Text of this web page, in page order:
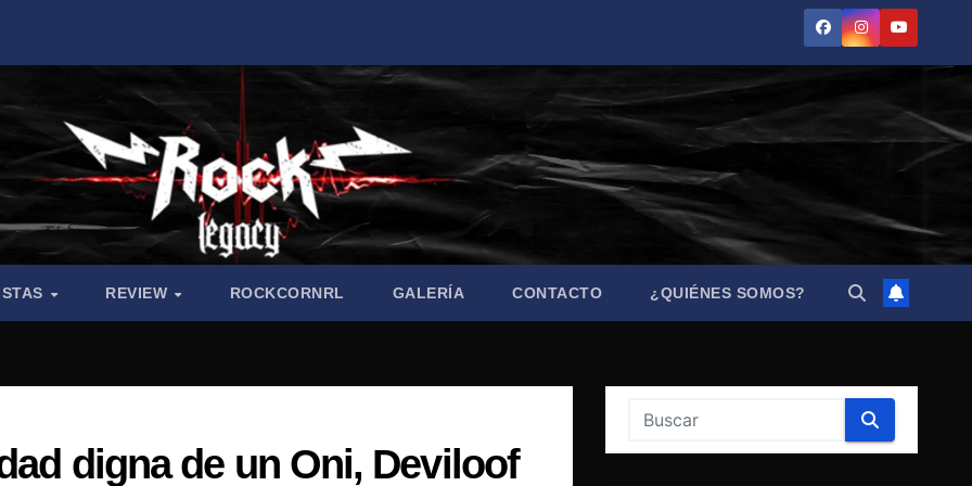
REVIEW ROCKCORNRL GALERÍA CONTACTO ¿QUIÉNES SOMOS?
digna de un Oni, Deviloof